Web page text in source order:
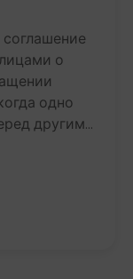
о
одно
другим…